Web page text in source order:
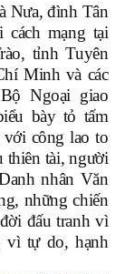
Nưa, đình Tân
mạng tại
tỉnh Tuyên
Minh và các
Ngoại giao
bày tỏ tấm
công lao to
thiên tài, người
nhân Văn
những chiến
đấu tranh vì
vì tự do, hạnh